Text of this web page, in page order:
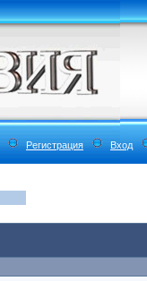
Регистрация Вход